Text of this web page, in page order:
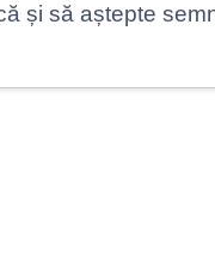
și să aștepte